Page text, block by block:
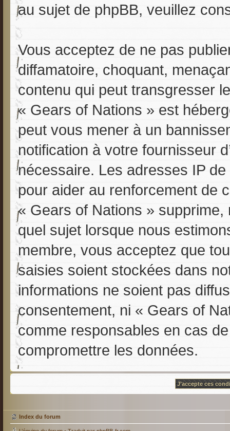
au sujet de phpBB, veuillez
Vous acceptez de ne pas
diffamatoire, choquant,
contenu qui peut transgresser
« Gears of Nations » est
peut vous mener à un
notification à votre fournisseur
nécessaire. Les adresses IP
pour aider au renforcement de
« Gears of Nations » supprime,
quel sujet lorsque nous
membre, vous acceptez que
saisies soient stockées dans
informations ne soient pas
consentement, ni « Gears of
comme responsables en cas
compromettre les données.
Index du forum